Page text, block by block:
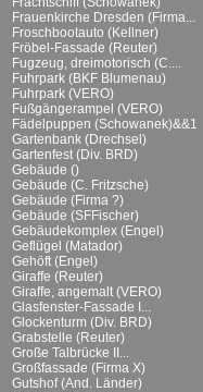
Frauenkirche Dresden (Firma...
Froschbootauto (Kellner)
Fröbel-Fassade (Reuter)
Fugzeug, dreimotorisch (C....
Fuhrpark (BKF Blumenau)
Fuhrpark (VERO)
Fußgängerampel (VERO)
Fädelpuppen (Schowanek)&&1
Gartenbank (Drechsel)
Gartenfest (Div. BRD)
Gebäude ()
Gebäude (C. Fritzsche)
Gebäude (Firma ?)
Gebäude (SFFischer)
Gebäudekomplex (Engel)
Geflügel (Matador)
Gehöft (Engel)
Giraffe (Reuter)
Giraffe, angemalt (VERO)
Glasfenster-Fassade I...
Glockenturm (Div. BRD)
Grabstelle (Reuter)
Große Talbrücke II...
Großfassade (Firma X)
Gutshof (And. Länder)